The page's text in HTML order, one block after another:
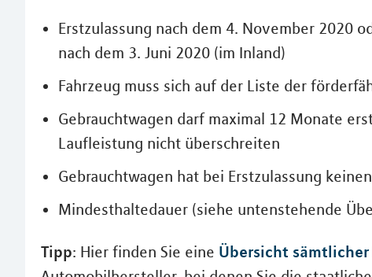
Erstzulassung nach dem 4. November 2020
nach dem 3. Juni 2020 (im Inland)
Fahrzeug muss sich auf der Liste der
Gebrauchtwagen darf maximal 12 Monate
Laufleistung nicht überschreiten
Gebrauchtwagen hat bei Erstzulassung
Mindesthaltedauer (siehe untenstehende
Tipp: Hier finden Sie eine Übersicht